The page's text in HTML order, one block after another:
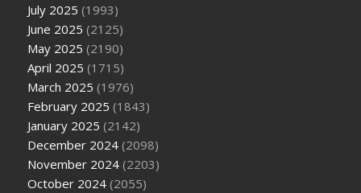
July 2025 (1993)
June 2025 (2125)
May 2025 (2190)
April 2025 (1715)
March 2025 (1976)
February 2025 (1843)
January 2025 (2142)
December 2024 (2098)
November 2024 (2203)
October 2024 (2055)